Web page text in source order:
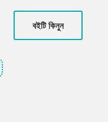
তার চারিত্রিক বৈশিষ্ট্য
দিনে ইরার সাথে দেখা
মেলতে দেওয়ার আগেই ইরাকে
নিয়ে যায় তানভীরের ছোট্ট একটা
বইটি কিনুন